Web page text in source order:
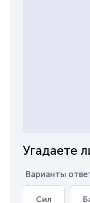
Угадаете
Варианты
Сил